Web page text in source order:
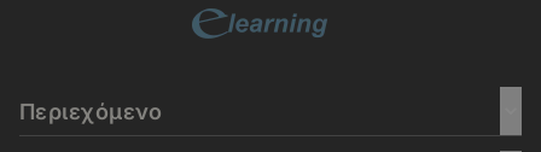
Περιεχόμενο